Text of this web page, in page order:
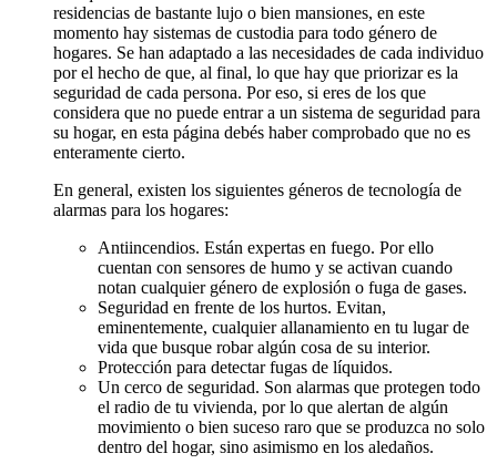
residencias de bastante lujo o bien mansiones, en este
momento hay sistemas de custodia para todo género de
hogares. Se han adaptado a las necesidades de cada individuo
por el hecho de que, al final, lo que hay que priorizar es la
seguridad de cada persona. Por eso, si eres de los que
considera que no puede entrar a un sistema de seguridad para
su hogar, en esta página debés haber comprobado que no es
enteramente cierto.
En general, existen los siguientes géneros de tecnología de
alarmas para los hogares:
Antiincendios. Están expertas en fuego. Por ello
cuentan con sensores de humo y se activan cuando
notan cualquier género de explosión o fuga de gases.
Seguridad en frente de los hurtos. Evitan,
eminentemente, cualquier allanamiento en tu lugar de
vida que busque robar algún cosa de su interior.
Protección para detectar fugas de líquidos.
Un cerco de seguridad. Son alarmas que protegen todo
el radio de tu vivienda, por lo que alertan de algún
movimiento o bien suceso raro que se produzca no solo
dentro del hogar, sino asimismo en los aledaños.